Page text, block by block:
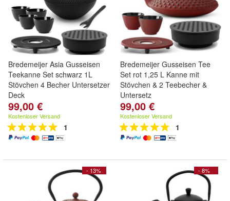
Bredemeijer Asia Gusseisen
Teekanne Set schwarz 1L
Stövchen 4 Becher Untersetzer
Deck
99,00 €
Kostenloser Versand
1
Bredemeijer Gusseisen Tee
Set rot 1,25 L Kanne mit
Stövchen & 2 Teebecher &
Untersetz
99,00 €
Kostenloser Versand
1
- 13% - 8%